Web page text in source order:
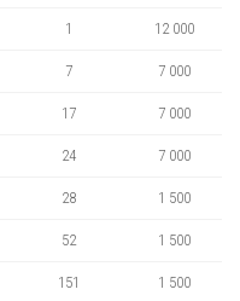
1 12 000
7 7 000
17 7 000
24 7 000
28 1 500
52 1 500
151 1 500